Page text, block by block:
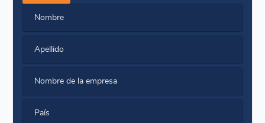
Nombre
Apellido
Nombre de la empresa
País